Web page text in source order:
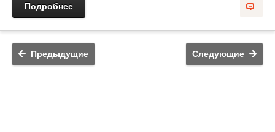
Подробнее
Предыдущие Следующие